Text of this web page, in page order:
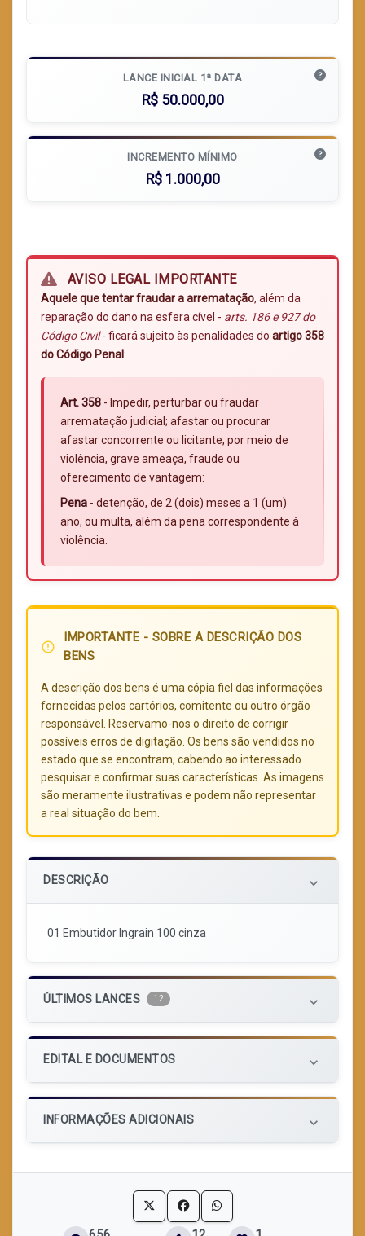
LANCE INICIAL 1ª DATA
R$ 50.000,00
INCREMENTO MÍNIMO
R$ 1.000,00
AVISO LEGAL IMPORTANTE
Aquele que tentar fraudar a arrematação, além da
reparação do dano na esfera cível - arts. 186 e 927 do
Código Civil- ficará sujeito às penalidades do artigo 358
do Código Penal:
Art. 358 - Impedir, perturbar ou fraudar
arrematação judicial; afastar ou procurar
afastar concorrente ou licitante, por meio de
violência, grave ameaça, fraude ou
oferecimento de vantagem:
Pena - detenção, de 2 (dois) meses a 1 (um)
ano, ou multa, além da pena correspondente à
violência.
error_outline
IMPORTANTE - SOBRE A DESCRIÇÃO DOS
BENS
A descrição dos bens é uma cópia fiel das informações
fornecidas pelos cartórios, comitente ou outro órgão
responsável. Reservamo-nos o direito de corrigir
possíveis erros de digitação. Os bens são vendidos no
estado que se encontram, cabendo ao interessado
pesquisar e confirmar suas características. As imagens
são meramente ilustrativas e podem não representar
a real situação do bem.
DESCRIÇÃO keyboard_arrow_down
01 Embutidor Ingrain 100 cinza
ÚLTIMOS LANCES 12 keyboard_arrow_down
EDITAL E DOCUMENTOS keyboard_arrow_down
INFORMAÇÕES ADICIONAIS keyboard_arrow_down